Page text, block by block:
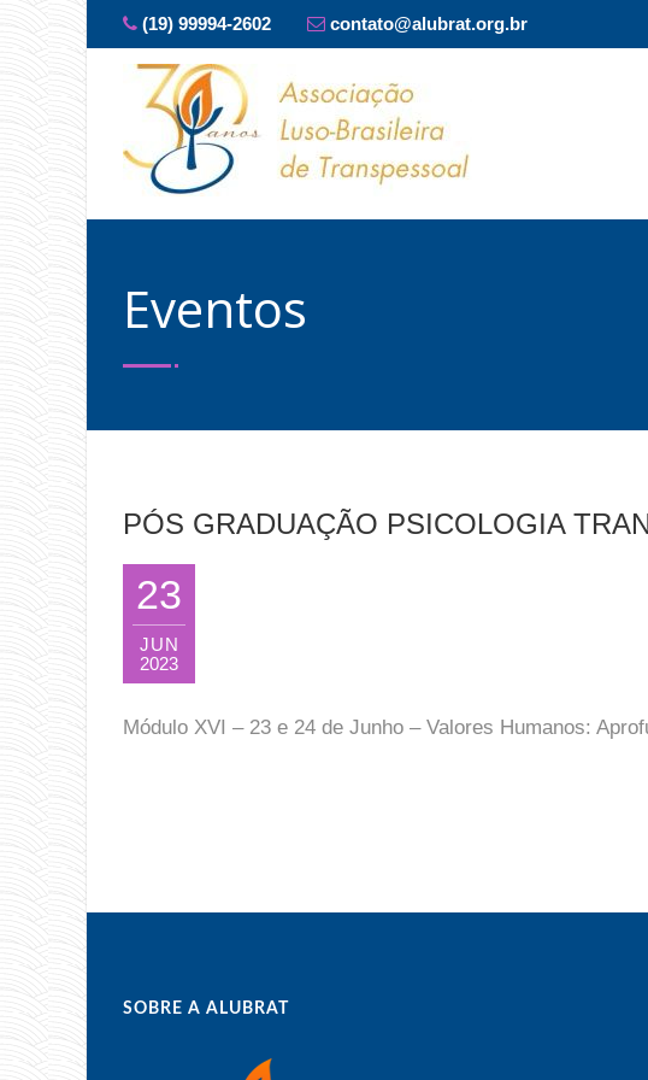
(19) 99994-2602 contato@alubrat.org.br
Eventos
PÓS GRADUAÇÃO PSICOLOGIA
23
JUN
2023
Módulo XVI – 23 e 24 de Junho – Valores Humanos:
SOBRE A ALUBRAT